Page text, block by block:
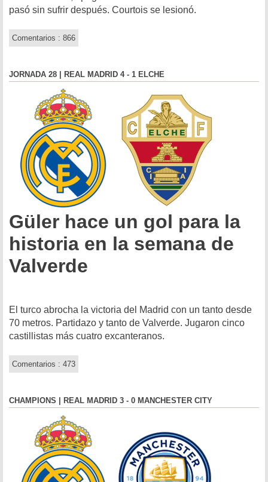
pasó sin sufrir después. Courtois se lesionó.
Comentarios : 866
JORNADA 28 | REAL MADRID 4 - 1 ELCHE
Güler hace un gol para la
historia en la semana de
Valverde
El turco abrocha la victoria del Madrid con un tanto desde
70 metros. Partidazo y tanto de Valverde. Jugaron cinco
castillistas más cuatro excanteranos.
Comentarios : 473
CHAMPIONS | REAL MADRID 3 - 0 MANCHESTER CITY